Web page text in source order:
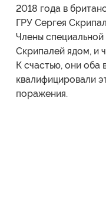
2018 года в
ГРУ Сергея
Члены
Скрипалей ядом, и
К счастью, они оба
квалифицировали
поражения.